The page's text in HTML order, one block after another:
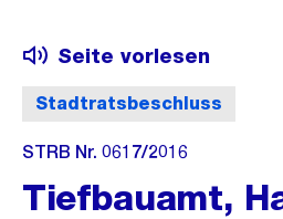
Stadtratsbeschluss
Seite vorlesen
STRB Nr. 0617/2016
Tiefbauamt,